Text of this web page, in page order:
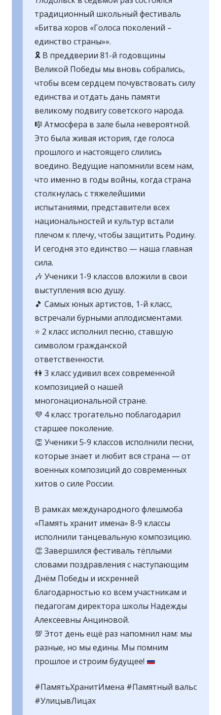
традиционный школьный фестиваль
«Битва хоров «Голоса поколений –
единство страны»».
🎗 В преддверии 81-й годовщины
Великой Победы мы вновь собрались,
чтобы всем сердцем почувствовать силу
единства и отдать дань памяти
великому подвигу советского народа.
🎼 Атмосфера в зале была невероятной.
Это была живая история, где голоса
прошлого и настоящего слились
воедино. Ведущие напомнили всем нам,
что именно в годы войны, когда страна
столкнулась с тяжелейшими
испытаниями, представители всех
национальностей и культур встали
плечом к плечу, чтобы защитить Родину.
И сегодня это единство — наша главная
сила.
🎶 Ученики 1-9 классов вложили в свои
выступления всю душу.
🎵 Самых юных артистов, 1-й класс,
встречали бурными аплодисментами.
⭐ 2 класс исполнил песню, ставшую
символом гражданской
ответственности.
👫 3 класс удивил всех современной
композицией о нашей
многонациональной стране.
💜 4 класс трогательно поблагодарил
старшее поколение.
👏 Ученики 5-9 классов исполнили песни,
которые знает и любит вся страна — от
военных композиций до современных
хитов о силе России.
В рамках международного флешмоба
«Память хранит имена» 8-9 классы
исполнили танцевальную композицию.
👏 Завершился фестиваль тёплыми
словами поздравления с наступающим
Днём Победы и искренней
благодарностью ко всем участникам и
педагогам директора школы Надежды
Алексеевны Анциновой.
💯 Этот день ещё раз напомнил нам: мы
разные, но мы едины. Мы помним
прошлое и строим будущее!
#ПамятьХранитИмена #Памятный вальс
#УлицывЛицах